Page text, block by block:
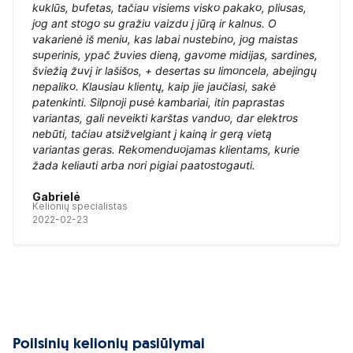
kuklūs, bufetas, tačiau visiems visko pakako, pliusas,
jog ant stogo su gražiu vaizdu į jūrą ir kalnus. O
vakarienė iš meniu, kas labai nustebino, jog maistas
superinis, ypač žuvies dieną, gavome midijas, sardines,
šviežią žuvį ir lašišos, + desertas su limoncela, abejingų
nepaliko. Klausiau klientų, kaip jie jaučiasi, sakė
patenkinti. Silpnoji pusė kambariai, itin paprastas
variantas, gali neveikti karštas vanduo, dar elektros
nebūti, tačiau atsižvelgiant į kainą ir gerą vietą
variantas geras. Rekomenduojamas klientams, kurie
žada keliauti arba nori pigiai paatostogauti.
Gabrielė
Kelionių specialistas
2022-02-23
Poilsinių kelionių pasiūlymai